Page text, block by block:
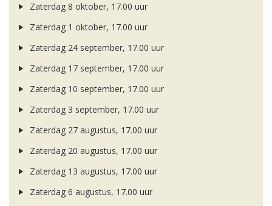
Zaterdag 8 oktober, 17.00 uur
Zaterdag 1 oktober, 17.00 uur
Zaterdag 24 september, 17.00 uur
Zaterdag 17 september, 17.00 uur
Zaterdag 10 september, 17.00 uur
Zaterdag 3 september, 17.00 uur
Zaterdag 27 augustus, 17.00 uur
Zaterdag 20 augustus, 17.00 uur
Zaterdag 13 augustus, 17.00 uur
Zaterdag 6 augustus, 17.00 uur